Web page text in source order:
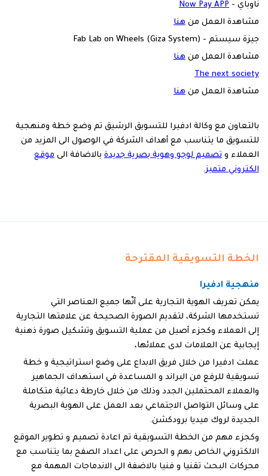
ناوباي - Now Pay APP
مشاهدة العمل من هنا
جيزة سيستم - Fab Lab on Wheels (Giza System)
مشاهدة العمل من هنا
The next society
مشاهدة العمل من هنا
بالتعاون مع وكالة ادفيرا للتسويق الرشيق تم وضع خطة ومنهجية
للتسويق ما يتناسب مع أهداف الشركة في الوصول الى المزيد من
العملاء و تصميم لوجو وهوية بصرية جديدة بالاضافة الى موقع
الكتروني متميز.
الخطة التسويقية المقترحة
منهجية ادفيرا
يمكن تعريف الهوية التجارية على أنّها جميع العناصر التي
تستخدمها الشركة، لتقديم الصورة الصحيحة عن علامتها التجارية
إلى العملاء وكجزء أصيل من عملية التسويق وتشكيل صورة ذهنية
إيجابية عن العلامات لدى عملائها،
عملت ادفيرا من خلال فريق الابداع على وضع استراتيجية و خطة
تسويقية للرفع من البراند و المساعدة في استهداف الجماهير
والعملاء المحتملين الجدد وذلك من خلال خارطة دعائية متكاملة
على وسائل التواصل الاجتماعي بعد العمل على الهوية البصرية
الجديدة لروك ميديا برودكشن.
وكجزء مهم من الخطة التسويقية تم اعادة تصميم و تطوير الموقع
الالكتروني الخاص بهم و الحرص على اعداد الصفح بما يتناسب مع
محركات البحث تقنيا و فنيا بالاضفة الى الاندماجات المهمة مع